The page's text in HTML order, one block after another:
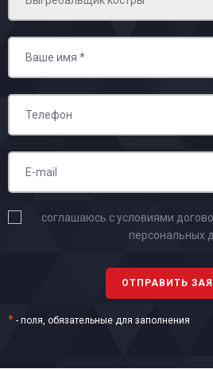
соглашаюсь с условиями
персональных
* - поля, обязательные для заполнения